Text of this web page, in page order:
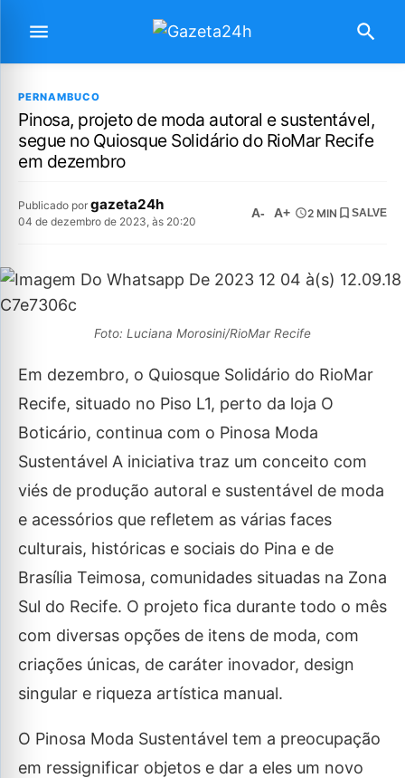
PERNAMBUCO
Pinosa, projeto de moda autoral e sustentável,
segue no Quiosque Solidário do RioMar Recife
em dezembro
Publicado por gazeta24h
04 de dezembro de 2023, às 20:20
A- A+ 2 MIN SALVE
Foto: Luciana Morosini/RioMar Recife
Em dezembro, o Quiosque Solidário do RioMar
Recife, situado no Piso L1, perto da loja O
Boticário, continua com o Pinosa Moda
Sustentável A iniciativa traz um conceito com
viés de produção autoral e sustentável de moda
e acessórios que refletem as várias faces
culturais, históricas e sociais do Pina e de
Brasília Teimosa, comunidades situadas na Zona
Sul do Recife. O projeto fica durante todo o mês
com diversas opções de itens de moda, com
criações únicas, de caráter inovador, design
singular e riqueza artística manual.
O Pinosa Moda Sustentável tem a preocupação
em ressignificar objetos e dar a eles um novo